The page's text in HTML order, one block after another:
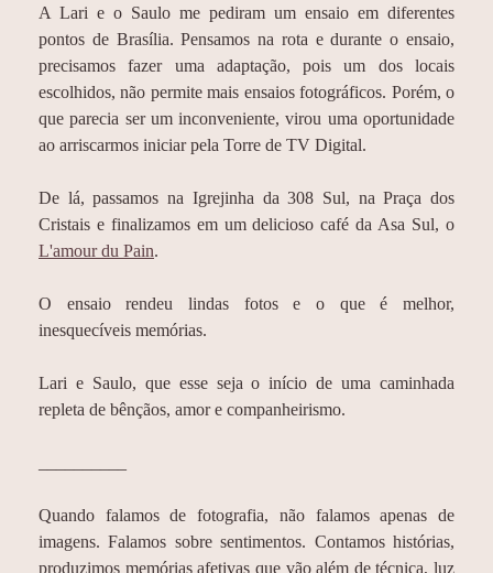
A Lari e o Saulo me pediram um ensaio em diferentes
pontos de Brasília. Pensamos na rota e durante o ensaio,
precisamos fazer uma adaptação, pois um dos locais
escolhidos, não permite mais ensaios fotográficos. Porém, o
que parecia ser um inconveniente, virou uma oportunidade
ao arriscarmos iniciar pela Torre de TV Digital.
De lá, passamos na Igrejinha da 308 Sul, na Praça dos
Cristais e finalizamos em um delicioso café da Asa Sul, o
L'amour du Pain.
O ensaio rendeu lindas fotos e o que é melhor,
inesquecíveis memórias.
Lari e Saulo, que esse seja o início de uma caminhada
repleta de bênçãos, amor e companheirismo.
Quando falamos de fotografia, não falamos apenas de
imagens. Falamos sobre sentimentos. Contamos histórias,
produzimos memórias afetivas que vão além de técnica, luz